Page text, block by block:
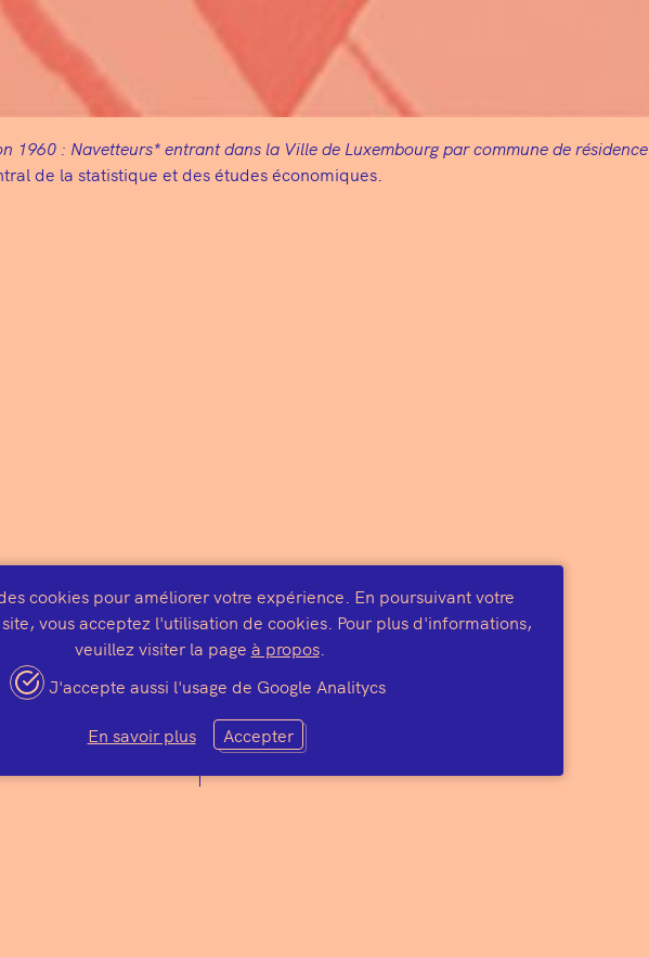
cookies pour améliorer votre expérience. En poursuivant votre
vous acceptez l'utilisation de cookies. Pour plus d'informations,
veuillez visiter la page à propos.
J'accepte aussi l'usage de Google Analitycs
En savoir plus Accepter
1960 : Navetteurs* entrant dans la Ville de Luxembourg par commune de résidence.
de la statistique et des études économiques.